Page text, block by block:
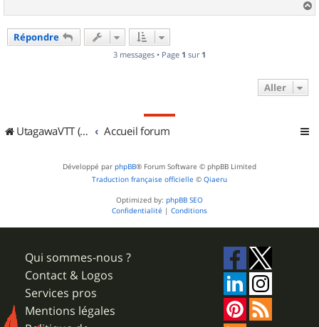
a
Répondre
3 messages • Page 1 sur 1
Aller
UtagawaVTT (Randos VTT et VTTAE avec traces GPS) Accueil forum
Développé par phpBB® Forum Software © phpBB Limited
Traduction française officielle © Qiaeru
Optimized by: phpBB SEO
Confidentialité | Conditions
Qui sommes-nous ?
Contact & Logos
Services pros
Mentions légales